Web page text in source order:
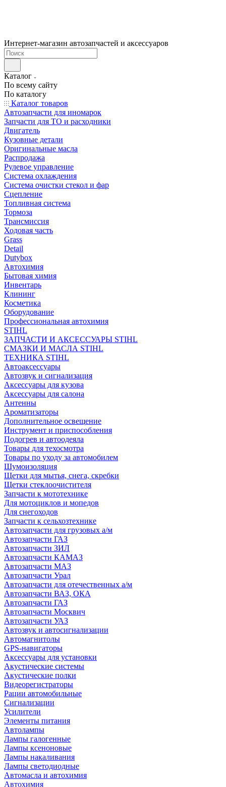
Интернет-магазин автозапчастей и аксессуаров
Каталог
По всему сайту
По каталогу
Каталог товаров
Автозапчасти для иномарок
Запчасти для ТО и расходники
Двигатель
Кузовные детали
Оригинальные масла
Распродажа
Рулевое управление
Система охлаждения
Система очистки стекол и фар
Сцепление
Топливная система
Тормоза
Трансмиссия
Ходовая часть
Grass
Detail
Dutybox
Автохимия
Бытовая химия
Инвентарь
Клининг
Косметика
Оборудование
Профессиональная автохимия
STIHL
ЗАПЧАСТИ И АКСЕССУАРЫ STIHL
СМАЗКИ И МАСЛА STIHL
ТЕХНИКА STIHL
Автоаксессуары
Автозвук и сигнализация
Аксессуары для кузова
Аксессуары для салона
Антенны
Ароматизаторы
Дополнительное освещение
Инструмент и приспособления
Подогрев и автоодеяла
Товары для техосмотра
Товары по уходу за автомобилем
Шумоизоляция
Щетки для мытья, снега, скребки
Щетки стеклоочистителя
Запчасти к мототехнике
Для мотоциклов и мопедов
Для снегоходов
Запчасти к сельхозтехнике
Автозапчасти для грузовых а/м
Автозапчасти ГАЗ
Автозапчасти ЗИЛ
Автозапчасти КАМАЗ
Автозапчасти МАЗ
Автозапчасти Урал
Автозапчасти для отечественных а/м
Автозапчасти ВАЗ, ОКА
Автозапчасти ГАЗ
Автозапчасти Москвич
Автозапчасти УАЗ
Автозвук и автосигнализации
Автомагнитолы
GPS-навигаторы
Аксессуары для установки
Акустические системы
Акустические полки
Видеорегистраторы
Рации автомобильные
Сигнализации
Усилители
Элементы питания
Автолампы
Лампы галогенные
Лампы ксеноновые
Лампы накаливания
Лампы светодиодные
Автомасла и автохимия
Автохимия